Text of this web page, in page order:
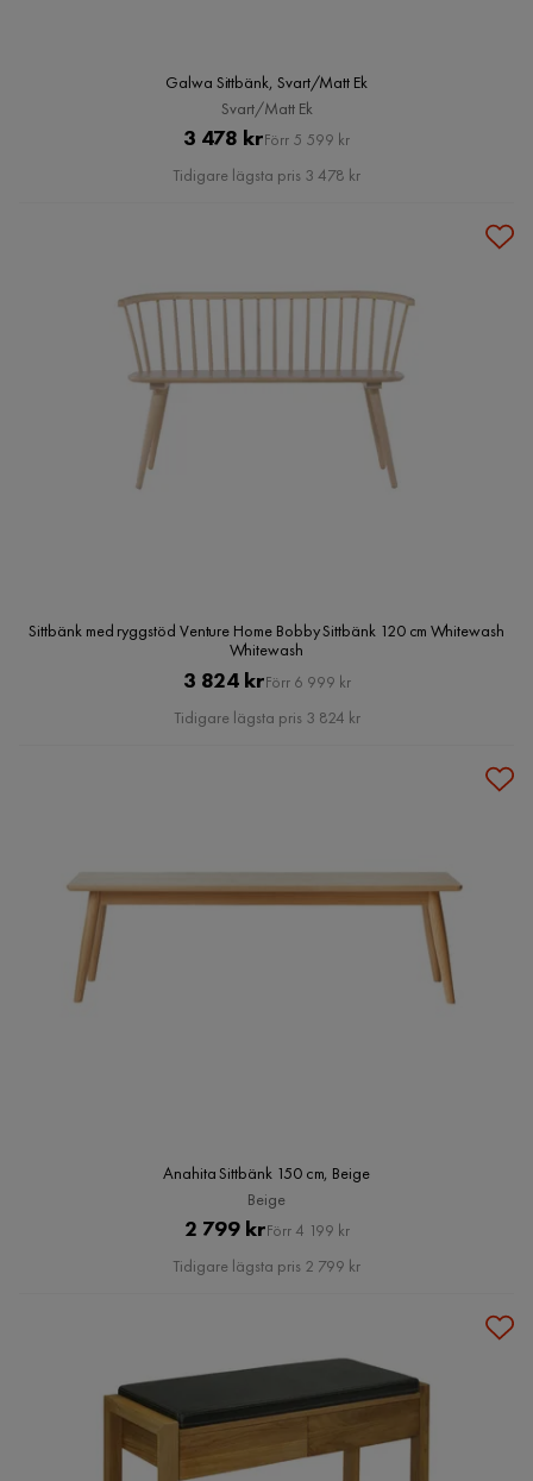
Galwa Sittbänk, Svart/Matt Ek
Svart/Matt Ek
Pris
3 478 krOriginal
Pris
Förr 5 599 kr
Tidigare lägsta pris 3 478 kr
Sittbänk med ryggstöd Venture Home Bobby Sittbänk 120 cm Whitewash
Whitewash
Pris
3 824 krOriginal
Pris
Förr 6 999 kr
Tidigare lägsta pris 3 824 kr
Anahita Sittbänk 150 cm, Beige
Beige
Pris
2 799 krOriginal
Pris
Förr 4 199 kr
Tidigare lägsta pris 2 799 kr